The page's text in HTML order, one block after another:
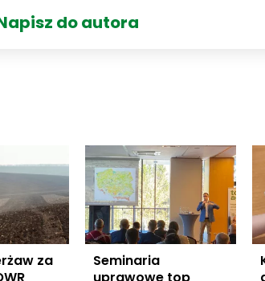
do autora
za
Seminaria